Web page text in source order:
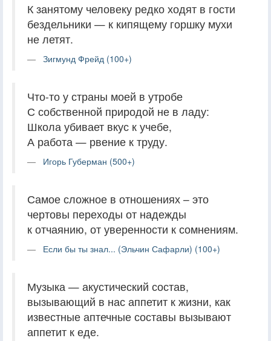
К занятому человеку редко ходят в гости
бездельники — к кипящему горшку мухи
не летят.
Зигмунд Фрейд (100+)
Что-то у страны моей в утробе
С собственной природой не в ладу:
Школа убивает вкус к учебе,
А работа — рвение к труду.
Игорь Губерман (500+)
Самое сложное в отношениях – это
чертовы переходы от надежды
к отчаянию, от уверенности к сомнениям.
Если бы ты знал... (Эльчин Сафарли) (100+)
Музыка — акустический состав,
вызывающий в нас аппетит к жизни, как
известные аптечные составы вызывают
аппетит к еде.